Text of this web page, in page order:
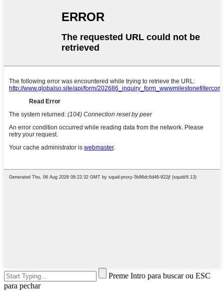
Preme Intro para buscar ou ESC
para pechar